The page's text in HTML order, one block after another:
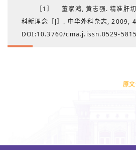
（在框内滑动手指
［1］ 董家鸿, 黄志强. 精准肝
科新理念［J］. 中华外科杂志, 2009,
［2］ Dong J, Yang S, Zeng
liver surgery［J］. Semin Liver